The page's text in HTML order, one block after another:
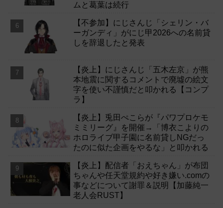
ムと葛葉は続行
【不参加】にじさんじ「シェリン・バ
ーガンディ」がにじ甲2026への名前貸
しを辞退したと発表
【炎上】にじさんじ「五木左京」が熊
本地震に関するコメントで廃墟の絵文
字を使い不謹慎だと叩かれる【コンプ
ラ】
【炎上】兎田ぺこらが『パワプロケモ
ミミリーグ』を開催→「博衣こよりの
ホロライブ甲子園に名前貸しNGだっ
たのに似た企画をやるな」と叩かれる
【炎上】配信者「おえちゃん」が布団
ちゃんや任天堂規約や好き嫌い.comの
事などについて謝罪＆説明【加藤純一
老人会RUST】